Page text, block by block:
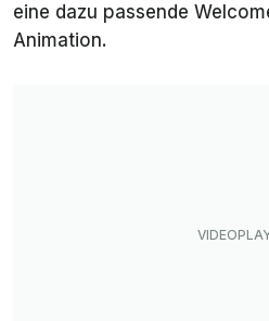
eine dazu passende
Animation.